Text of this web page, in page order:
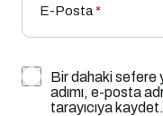
E-Posta*
Bir dahaki sefere
adımı, e-posta
tarayıcıya kaydet.